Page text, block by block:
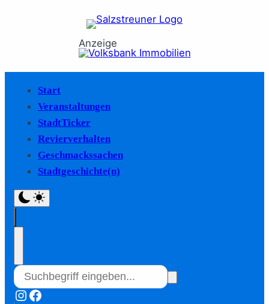
Anzeige
Start
Veranstaltungen
StadtTicker
Revierverhalten
Geschmackssachen
Stadtgeschichte(n)
Instagram
Facebook